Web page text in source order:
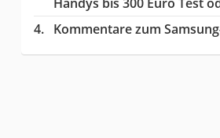
Kommentare zum